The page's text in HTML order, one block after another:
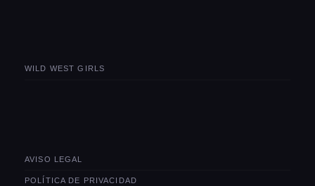
WILD WEST GIRLS
AVISO LEGAL
POLÍTICA DE PRIVACIDAD